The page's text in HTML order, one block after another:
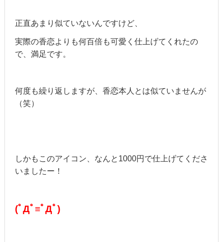
正直あまり似ていないんですけど、
実際の香恋よりも何百倍も可愛く仕上げてくれたの
で、満足です。
何度も繰り返しますが、香恋本人とは似ていませんが
（笑）
しかもこのアイコン、なんと1000円で仕上げてくださ
いましたー！
(ﾟДﾟ≡ﾟДﾟ)